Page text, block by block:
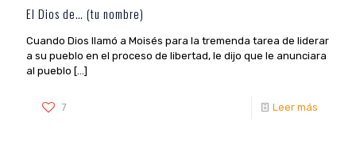
El Dios de… (tu nombre)
Cuando Dios llamó a Moisés para la tremenda tarea de liderar
a su pueblo en el proceso de libertad, le dijo que le anunciara
al pueblo […]
7 Leer más